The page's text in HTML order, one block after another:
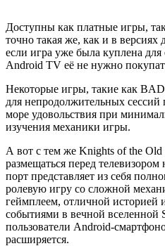
Доступны как платные игры,
точно такая же, как и в
если игра уже была куплена
Android TV её не нужно
Некоторые игры, такие как
для непродолжительных
море удовольствия при
изучения механики игры.
А вот с тем же Knights of the Old
размещаться перед
порт представляет из себя
ролевую игру со сложной
геймплеем, отличной историей
событиями в вечной вселенной
пользователи Android-
расширяется.